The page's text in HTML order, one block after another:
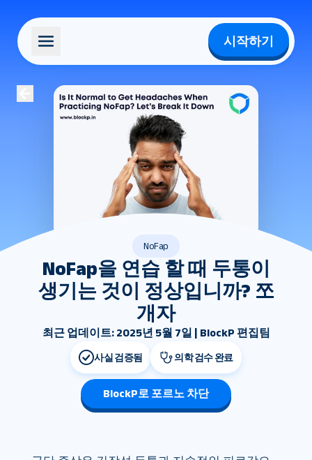
시작하기
NoFap
NoFap을 연습 할 때 두통이
생기는 것이 정상입니까? 쪼
개자
최근 업데이트: 2025년 5월 7일 | BlockP 편집팀
사실 검증됨 의학 검수 완료
BlockP로 포르노 차단